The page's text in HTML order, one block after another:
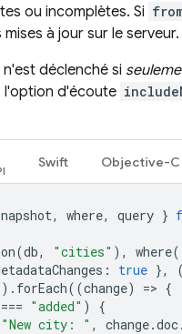
ou incomplètes. Si
mises à jour sur le serveur.
n'est déclenché si
l'option d'écoute
Swift Objective-C
, where, query }
(db, "cities" ), where(
: true }, (
forEach((change) => {
=== "added" )
{
"New city: " , change.doc.